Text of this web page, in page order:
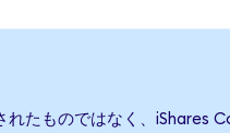
たものではなく、iShares